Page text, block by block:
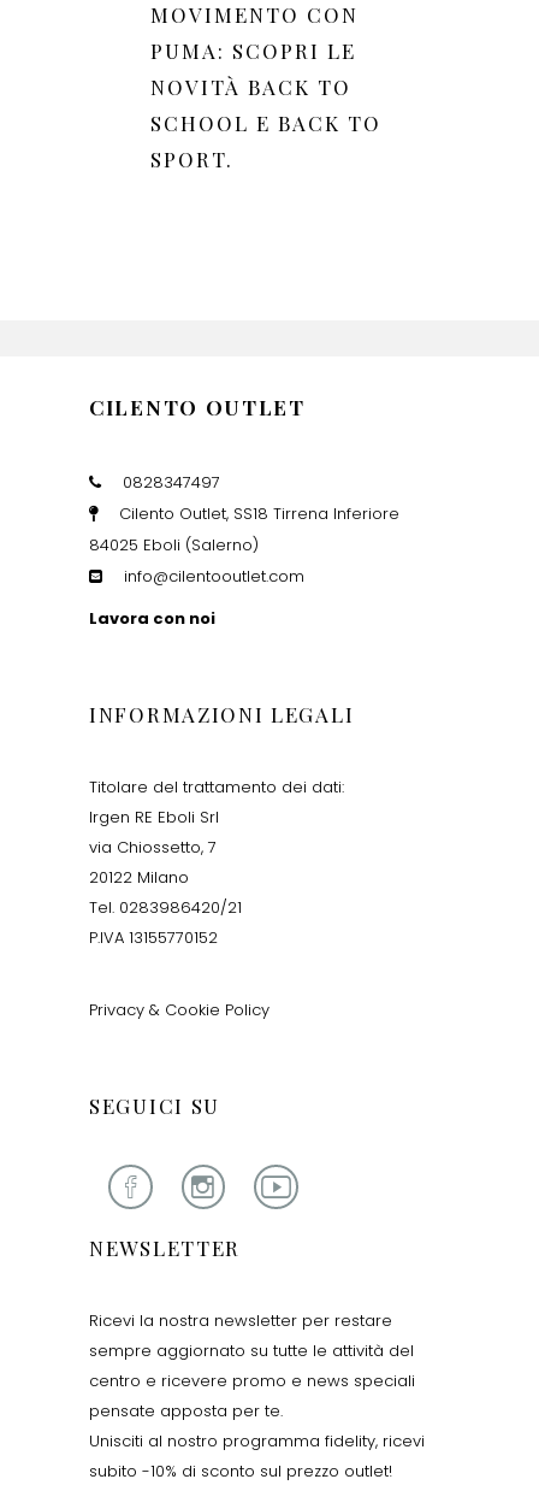
MOVIMENTO CON
PUMA: SCOPRI LE
NOVITÀ BACK TO
SCHOOL E BACK TO
SPORT.
CILENTO OUTLET
0828347497
Cilento Outlet, SS18 Tirrena Inferiore
84025 Eboli (Salerno)
info@cilentooutlet.com
Lavora con noi
INFORMAZIONI LEGALI
Titolare del trattamento dei dati:
Irgen RE Eboli Srl
via Chiossetto, 7
20122 Milano
Tel. 0283986420/21
P.IVA 13155770152
Privacy & Cookie Policy
SEGUICI SU
NEWSLETTER
Ricevi la nostra newsletter per restare
sempre aggiornato su tutte le attività del
centro e ricevere promo e news speciali
pensate apposta per te.
Unisciti al nostro programma fidelity, ricevi
subito -10% di sconto sul prezzo outlet!